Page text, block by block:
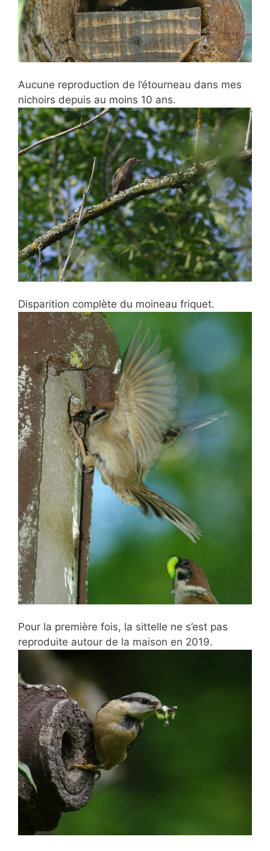
Aucune reproduction de l’étourneau dans mes
nichoirs depuis au moins 10 ans.
Disparition complète du moineau friquet.
Pour la première fois, la sittelle ne s’est pas
reproduite autour de la maison en 2019.